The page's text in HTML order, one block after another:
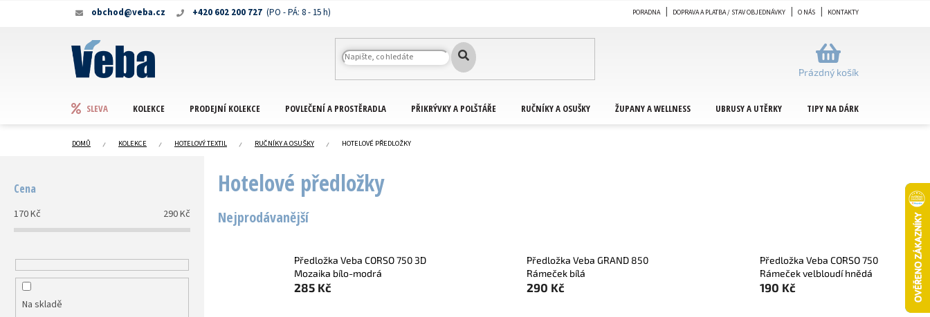
+420 602 200 727
obchod@veba.cz PORADNA DOPRAVA A PLATBA / STAV OBJEDNÁVKY O NÁS KONTAKTY
NÁKUPNÍ
KOŠÍK
Prázdný košík
SLEVA KOLEKCE PRODEJNÍ KOLEKCE POVLEČENÍ A PROSTĚRADLA PŘIKRÝVKY A POLŠTÁŘE RUČNÍKY A OSUŠKY ŽUPANY A WELLNESS UBRUSY A UTĚRKY TIPY NA DÁRKY
DOMŮ KOLEKCE HOTELOVÝ TEXTIL RUČNÍKY A OSUŠKY HOTELOVÉ PŘEDLOŽKY
Cena
170Kč 290Kč
Na skladě
Hotelové předložky
Nejprodávanější
Předložka Veba CORSO 750 3D
Mozaika bílo-modrá
285 Kč
Předložka Veba GRAND 850
Rámeček bílá
290 Kč
Předložka Veba CORSO 750
Rámeček velbloudí hnědá
190 Kč